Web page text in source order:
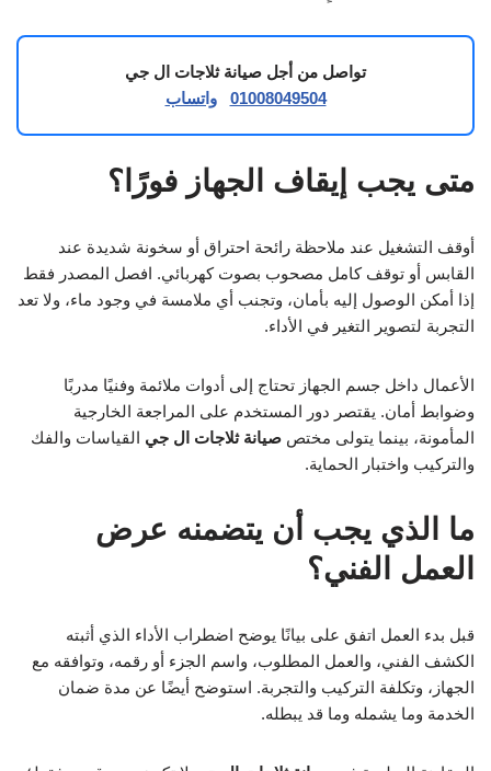
تواصل من أجل صيانة ثلاجات ال جي
01008049504
واتساب
متى يجب إيقاف الجهاز فورًا؟
أوقف التشغيل عند ملاحظة رائحة احتراق أو سخونة شديدة عند
القابس أو توقف كامل مصحوب بصوت كهربائي. افصل المصدر فقط
إذا أمكن الوصول إليه بأمان، وتجنب أي ملامسة في وجود ماء، ولا تعد
التجربة لتصوير التغير في الأداء.
الأعمال داخل جسم الجهاز تحتاج إلى أدوات ملائمة وفنيًا مدربًا
وضوابط أمان. يقتصر دور المستخدم على المراجعة الخارجية
المأمونة، بينما يتولى مختص صيانة ثلاجات ال جي القياسات والفك
والتركيب واختبار الحماية.
ما الذي يجب أن يتضمنه عرض
العمل الفني؟
قبل بدء العمل اتفق على بيانًا يوضح اضطراب الأداء الذي أثبته
الكشف الفني، والعمل المطلوب، واسم الجزء أو رقمه، وتوافقه مع
الجهاز، وتكلفة التركيب والتجربة. استوضح أيضًا عن مدة ضمان
الخدمة وما يشمله وما قد يبطله.